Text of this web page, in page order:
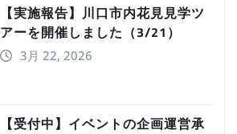
【実施報告】川口市内花見見学ツ
アーを開催しました（3/21）
3月 22, 2026
【受付中】イベントの企画運営承